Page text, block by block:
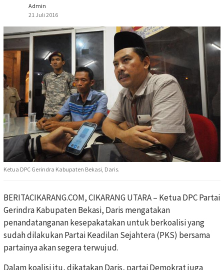
Admin
21 Juli 2016
Ketua DPC Gerindra Kabupaten Bekasi, Daris.
BERITACIKARANG.COM, CIKARANG UTARA – Ketua DPC Partai
Gerindra Kabupaten Bekasi, Daris mengatakan
penandatanganan kesepakatakan untuk berkoalisi yang
sudah dilakukan Partai Keadilan Sejahtera (PKS) bersama
partainya akan segera terwujud.
Dalam koalisi itu, dikatakan Daris, partai Demokrat juga